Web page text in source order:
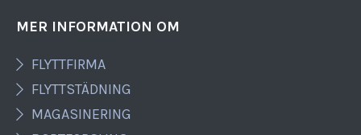
MER INFORMATION OM
FLYTTFIRMA
FLYTTSTÄDNING
MAGASINERING